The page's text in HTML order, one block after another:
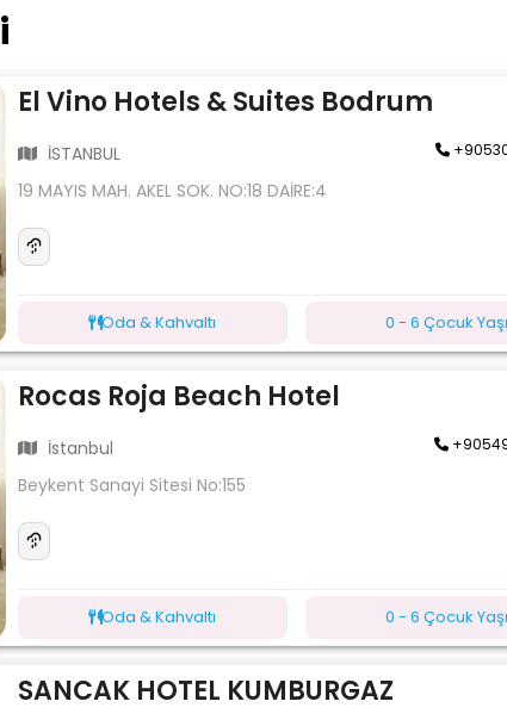
El Vino Hotels & Suites Bodrum
İSTANBUL
19 MAYIS MAH. AKEL SOK. NO:18 DAİRE:4
Oda & Kahvaltı 0 - 6 Çocuk Yaşı
Rocas Roja Beach Hotel
İstanbul
Beykent Sanayi Sitesi No:155
Oda & Kahvaltı 0 - 6 Çocuk Yaşı
SANCAK HOTEL KUMBURGAZ